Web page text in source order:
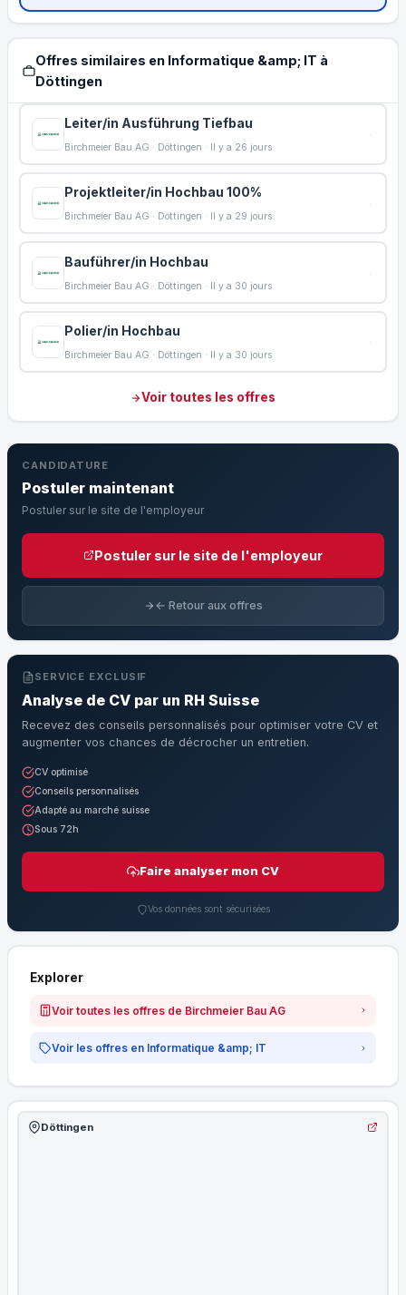
Offres similaires en Informatique &amp; IT à
Döttingen
Leiter/in Ausführung Tiefbau
Birchmeier Bau AG · Döttingen · Il y a 26 jours
Projektleiter/in Hochbau 100%
Birchmeier Bau AG · Döttingen · Il y a 29 jours
Bauführer/in Hochbau
Birchmeier Bau AG · Döttingen · Il y a 30 jours
Polier/in Hochbau
Birchmeier Bau AG · Döttingen · Il y a 30 jours
Voir toutes les offres
CANDIDATURE
Postuler maintenant
Postuler sur le site de l'employeur
Postuler sur le site de l'employeur
← Retour aux offres
SERVICE EXCLUSIF
Analyse de CV par un RH Suisse
Recevez des conseils personnalisés pour optimiser votre CV et
augmenter vos chances de décrocher un entretien.
CV optimisé
Conseils personnalisés
Adapté au marché suisse
Sous 72h
Faire analyser mon CV
Vos données sont sécurisées
Explorer
Voir toutes les offres de Birchmeier Bau AG
Voir les offres en Informatique &amp; IT
Döttingen